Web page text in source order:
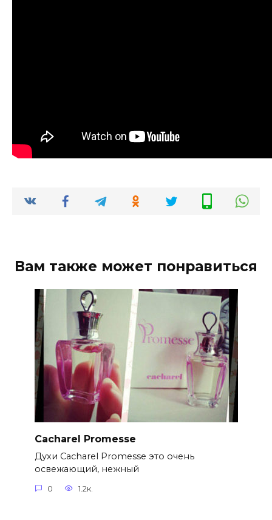
Вам также может понравиться
Cacharel Promesse
Духи Cacharel Promesse это очень
освежающий, нежный
0 1.2к.